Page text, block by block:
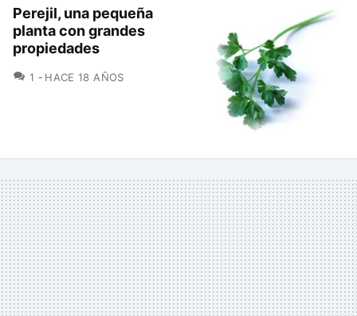
Perejil, una pequeña
planta con grandes
propiedades
1 COMENTARIOS
HACE 18 AÑOS